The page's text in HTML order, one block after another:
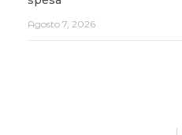
Agosto 7, 2026